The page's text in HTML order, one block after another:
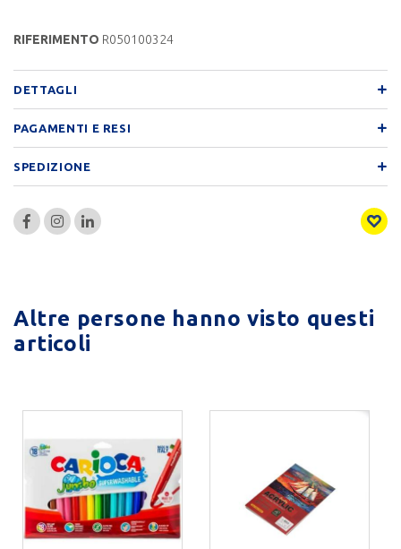
RIFERIMENTO R050100324
DETTAGLI
PAGAMENTI E RESI
SPEDIZIONE
Altre persone hanno visto questi
articoli